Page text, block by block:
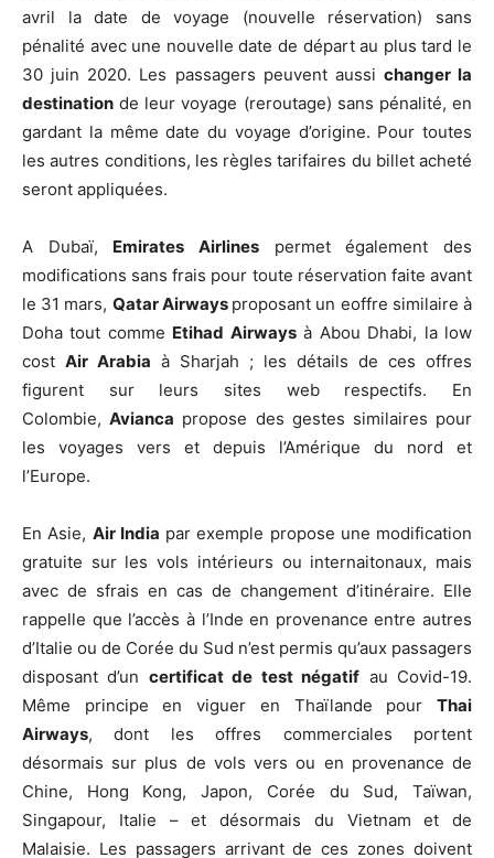
avril la date de voyage (nouvelle réservation) sans
pénalité avec une nouvelle date de départ au plus tard le
30 juin 2020. Les passagers peuvent aussi changer la
destination de leur voyage (reroutage) sans pénalité, en
gardant la même date du voyage d’origine. Pour toutes
les autres conditions, les règles tarifaires du billet acheté
seront appliquées.
A Dubaï, Emirates Airlines permet également des
modifications sans frais pour toute réservation faite avant
le 31 mars, Qatar Airways proposant un eoffre similaire à
Doha tout comme Etihad Airwaysà Abou Dhabi, la low
cost Air Arabia à Sharjah ; les détails de ces offres
figurent sur leurs sites web respectifs. En
Colombie,Avianca propose des gestes similaires pour
les voyages vers et depuis l’Amérique du nord et
l’Europe.
En Asie, Air India par exemple propose une modification
gratuite sur les vols intérieurs ou internaitonaux, mais
avec de sfrais en cas de changement d’itinéraire. Elle
rappelle que l’accès à l’Inde en provenance entre autres
d’Italie ou de Corée du Sud n’est permis qu’aux passagers
disposant d’un certificat de test négatif au Covid-19.
Même principe en viguer en Thaïlande pour Thai
Airways, dont les offres commerciales portent
désormais sur plus de vols vers ou en provenance de
Chine, Hong Kong, Japon, Corée du Sud, Taïwan,
Singapour, Italie – et désormais du Vietnam et de
Malaisie. Les passagers arrivant de ces zones doivent